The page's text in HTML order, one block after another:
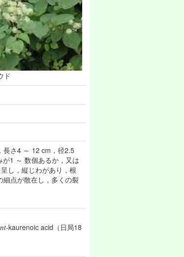
ド
長さ4 ～ 12 cm，径2.5
1 ～ 数個あるか，又は
し，縦じわがあり，根
細点が散在し，多くの裂
-kaurenoic acid（日局18